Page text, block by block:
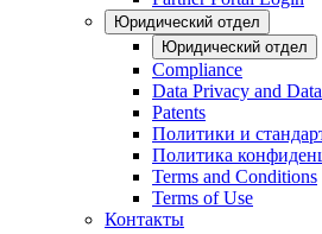
Юридический отдел
Юридический отдел
Compliance
Data Privacy and
Patents
Политики и
Политика
Terms and Conditions
Terms of Use
Контакты